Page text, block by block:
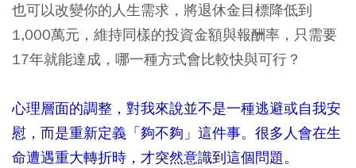
也可以改變你的人生需求，將退休金目標降低到
1,000萬元，維持同樣的投資金額與報酬率，只需要
17年就能達成，哪一種方式會比較快與可行？
心理層面的調整，對我來說並不是一種逃避或自我安
慰，而是重新定義「夠不夠」這件事。很多人會在生
命遭遇重大轉折時，才突然意識到這個問題。